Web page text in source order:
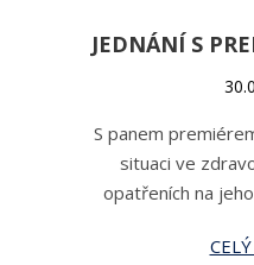
JEDNÁNÍ S
S panem
situaci ve
opatřeních na